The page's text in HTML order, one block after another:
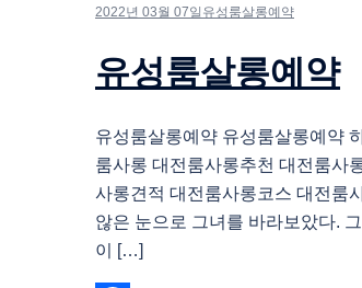
2022년 03월 07일 유성룸살롱예약
유성룸살롱예약
유성룸살롱예약 유성룸살롱예약
룸사롱 대전룸사롱추천 대전룸사
사롱견적 대전룸사롱코스 대전룸
않은 눈으로 그녀를 바라보았다.
이 […]